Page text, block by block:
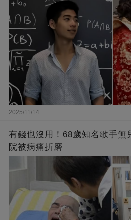
2025/11/14
有錢也沒用！68歲知名歌手無
院被病痛折磨